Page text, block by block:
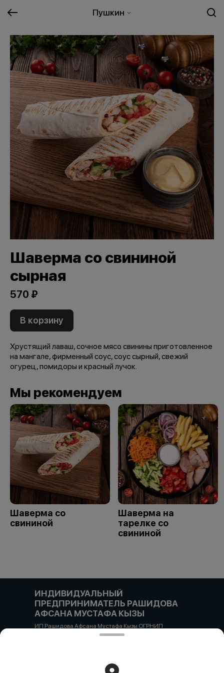
Пушкин
Шаверма со свининой
сырная
570 ₽
В корзину
Хрустящий лаваш, сочное мясо свинины приготовленное
на мангале, фирменный соус, соус сырный, свежий
огурец, помидоры и красный лучок.
Мы рекомендуем
Шаверма со
свининой
Шаверма на
тарелке со
свининой
ИНДИВИДУАЛЬНЫЙ
ПРЕДПРИНИМАТЕЛЬ РАШИДОВА
АФСАНА МУСТАФА КЫЗЫ
ИП Рашидова Афсана Мустафа Кызы ОГРНИП
322784700051126 ИНН 781719784300 Российская